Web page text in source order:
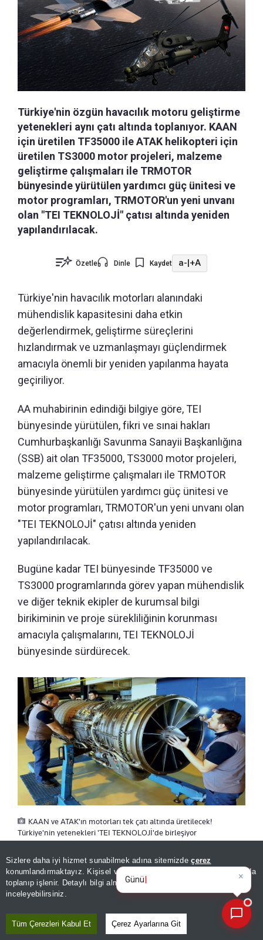
Sizlere daha iyi hizmet sunabilmek adına sitemizdeçerez
konumlandırmaktayız. Kişisel verileriniz, KVKK ve GDPR kapsamında
toplanıp işlenir. Detaylı bilgi almak içinAydınlatma Metnimizi
inceleyebilirsiniz.
Tüm Çerezleri Kabul Et Çerez Ayarlarına Git
Türkiye'nin özgün havacılık motoru geliştirme
yetenekleri aynı çatı altında toplanıyor. KAAN
için üretilen TF35000 ile ATAK helikopteri için
üretilen TS3000 motor projeleri, malzeme
geliştirme çalışmaları ile TRMOTOR
bünyesinde yürütülen yardımcı güç ünitesi ve
motor programları, TRMOTOR'un yeni unvanı
olan "TEI TEKNOLOJİ" çatısı altında yeniden
yapılandırılacak.
Özetle Dinle Kaydet a- +A
Türkiye'nin havacılık motorları alanındaki
mühendislik kapasitesini daha etkin
değerlendirmek, geliştirme süreçlerini
hızlandırmak ve uzmanlaşmayı güçlendirmek
amacıyla önemli bir yeniden yapılanma hayata
geçiriliyor.
AA muhabirinin edindiği bilgiye göre, TEI
bünyesinde yürütülen, fikri ve sınai hakları
Cumhurbaşkanlığı Savunma Sanayii Başkanlığına
(SSB) ait olan TF35000, TS3000 motor projeleri,
malzeme geliştirme çalışmaları ile TRMOTOR
bünyesinde yürütülen yardımcı güç ünitesi ve
motor programları, TRMOTOR'un yeni unvanı olan
"TEI TEKNOLOJİ" çatısı altında yeniden
yapılandırılacak.
Bugüne kadar TEI bünyesinde TF35000 ve
TS3000 programlarında görev yapan mühendislik
ve diğer teknik ekipler de kurumsal bilgi
birikiminin ve proje sürekliliğinin korunması
amacıyla çalışmalarını, TEI TEKNOLOJİ
bünyesinde sürdürecek.
KAAN ve ATAK'ın motorları tek çatı altında üretilecek!
Türkiye'nin yetenekleri 'TEI TEKNOLOJİ'de birleşiyor
MOTOR GELİŞTİRME ÇALIŞMALARI
TEI TEKNOLOJİ'DE BULUŞACAK
Türk Havacılık Uzay Sanayii (TUSAŞ), GE
Günün spor, gündem ve
ekonomi gelişmelerini analiz e
|